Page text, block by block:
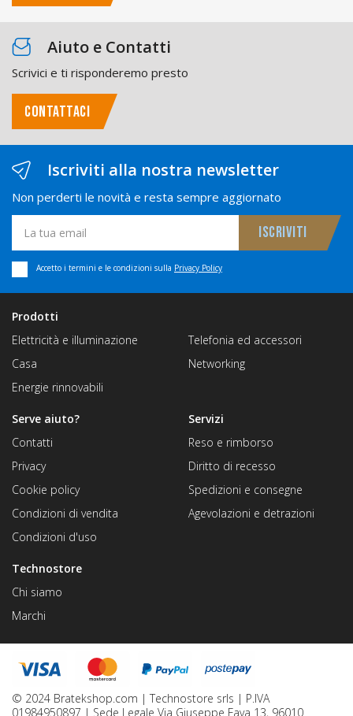
Aiuto e Contatti
Scrivici e ti risponderemo presto
CONTATTACI
Iscriviti alla nostra newsletter
Non perderti le novità e resta sempre aggiornato
Accetto i termini e le condizioni sulla Privacy Policy
Prodotti
Elettricità e illuminazione
Casa
Energie rinnovabili
Telefonia ed accessori
Networking
Technostore
Chi siamo
Marchi
Servizi
Reso e rimborso
Diritto di recesso
Spedizioni e consegne
Agevolazioni e detrazioni
Serve aiuto?
Contatti
Privacy
Cookie policy
Condizioni di vendita
Condizioni d'uso
© 2024 Bratekshop.com | Technostore srls | P.IVA
01984950897 | Sede Legale Via Giuseppe Fava 13, 96010